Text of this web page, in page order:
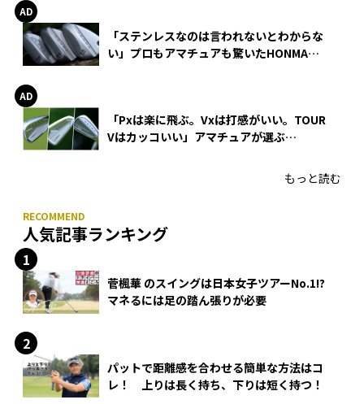
「ステンレスなのは言われないとわからな
い」プロもアマチュアも驚いたHONMA
「Pxは楽に飛ぶ。Vxは打感がいい。TOUR
Vはカッコいい」アマチュアが選ぶ
もっと読む
人気記事ランキング
菅楓華 のスイングは日本女子ツアーNo.1!?
マネるには足の踏ん張りが必要
パットで距離感を合わせる簡単な方法はコ
レ！ 上りは長く持ち、下りは短く持つ！